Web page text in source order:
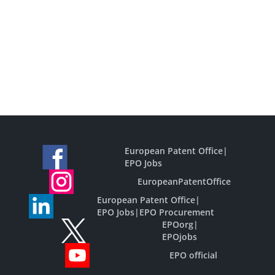
European Patent Office|
EPO Jobs
EuropeanPatentOffice
European Patent Office|
EPO Jobs| EPO Procurement
EPOorg|
EPOjobs
EPO official